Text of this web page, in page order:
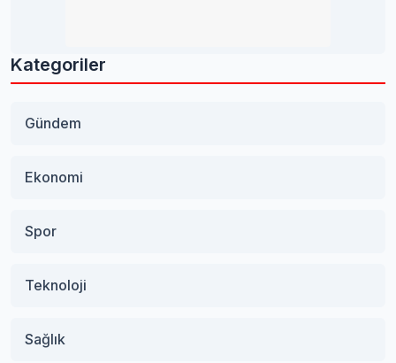
Kategoriler
Gündem
Ekonomi
Spor
Teknoloji
Sağlık